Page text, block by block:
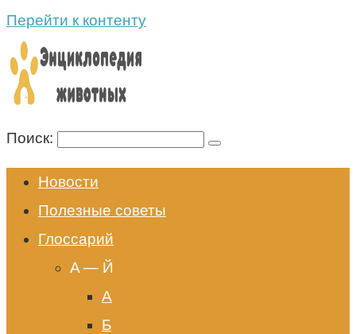
Перейти к контенту
Поиск:
Новости
Полезные советы
Глоссарий
A — Й
А
Б